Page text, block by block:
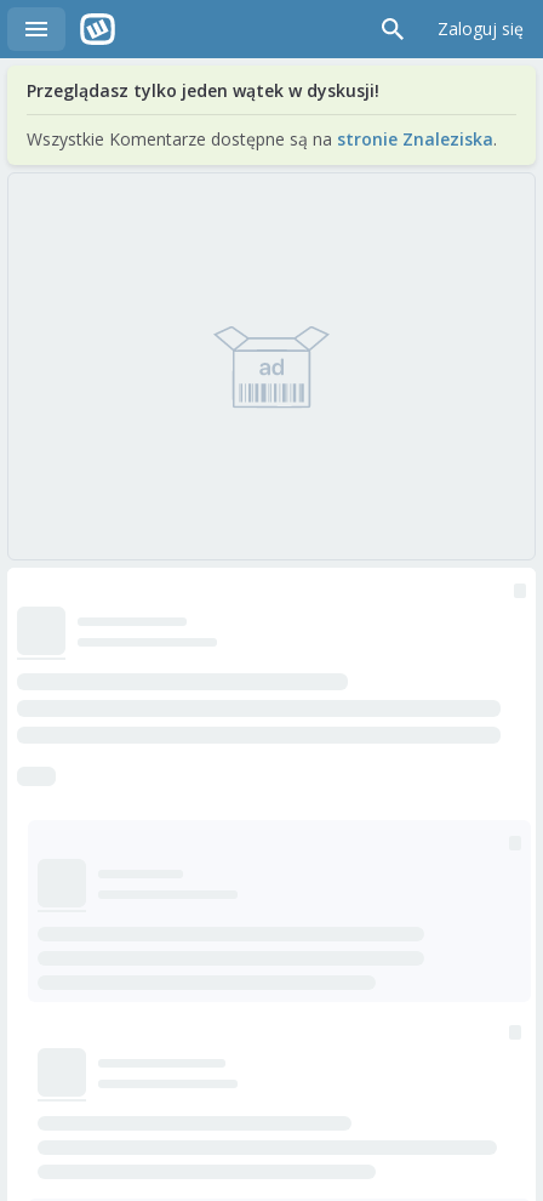
Zaloguj się
Przeglądasz tylko jeden wątek w dyskusji!
Wszystkie Komentarze dostępne są na stronie Znaleziska.